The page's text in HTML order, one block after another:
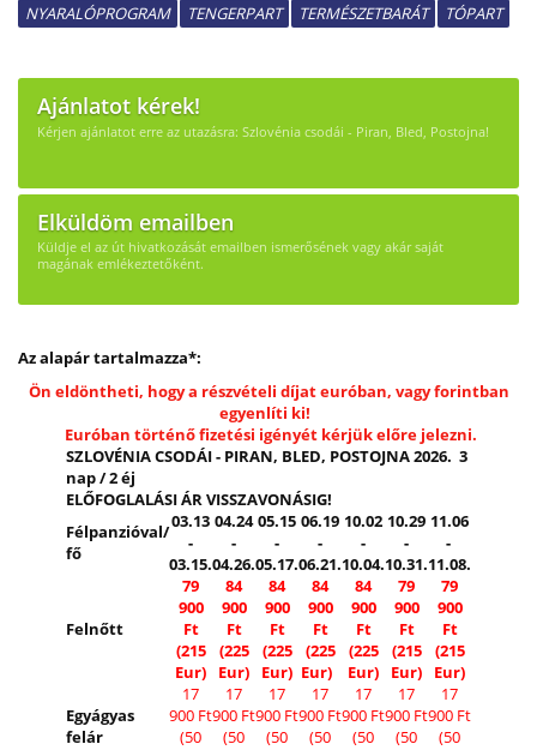
NYARALÓPROGRAM
TENGERPART TERMÉSZETBARÁT TÓPART
Ajánlatot kérek!
Kérjen ajánlatot erre az utazásra: Szlovénia csodái - Piran, Bled, Postojna!
Elküldöm emailben
Küldje el az út hivatkozását emailben ismerősének vagy akár saját
magának emlékeztetőként.
Az alapár tartalmazza*:
Ön eldöntheti, hogy a részvételi díjat euróban, vagy forintban
egyenlíti ki!
Euróban történő fizetési igényét kérjük előre jelezni.
SZLOVÉNIA CSODÁI - PIRAN, BLED, POSTOJNA 2026. 3
nap / 2 éj
ELŐFOGLALÁSI ÁR VISSZAVONÁSIG!
Félpanzióval/
fő
03.13
-
03.15.
04.24
-
04.26.
05.15
-
05.17.
06.19
-
06.21.
10.02
-
10.04.
10.29
-
10.31.
11.06
-
11.08.
Felnőtt
79
900
Ft
(215
Eur)
84
900
Ft
(225
Eur)
84
900
Ft
(225
Eur)
84
900
Ft
(225
Eur)
84
900
Ft
(225
Eur)
79
900
Ft
(215
Eur)
79
900
Ft
(215
Eur)
Egyágyas
felár
17
900 Ft
(50
17
900 Ft
(50
17
900 Ft
(50
17
900 Ft
(50
17
900 Ft
(50
17
900 Ft
(50
17
900 Ft
(50